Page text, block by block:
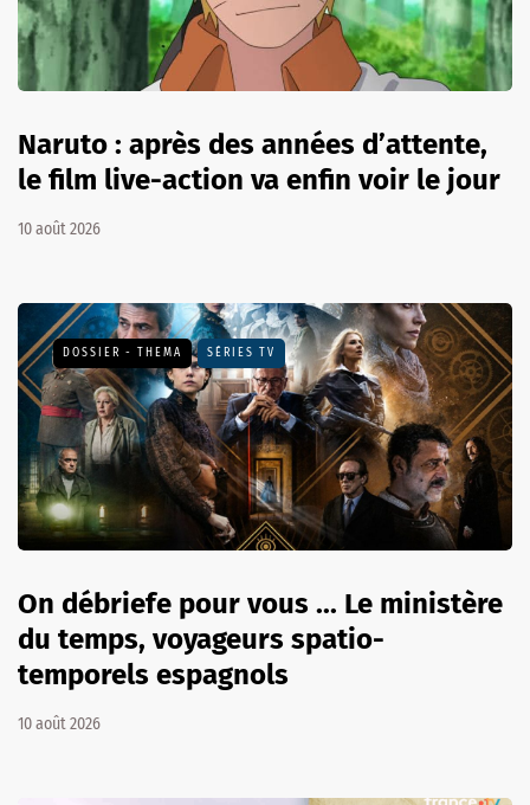
Naruto : après des années d’attente,
le film live-action va enfin voir le jour
10 août 2026
DOSSIER - THEMA SÉRIES TV
On débriefe pour vous ... Le ministère
du temps, voyageurs spatio-
temporels espagnols
10 août 2026